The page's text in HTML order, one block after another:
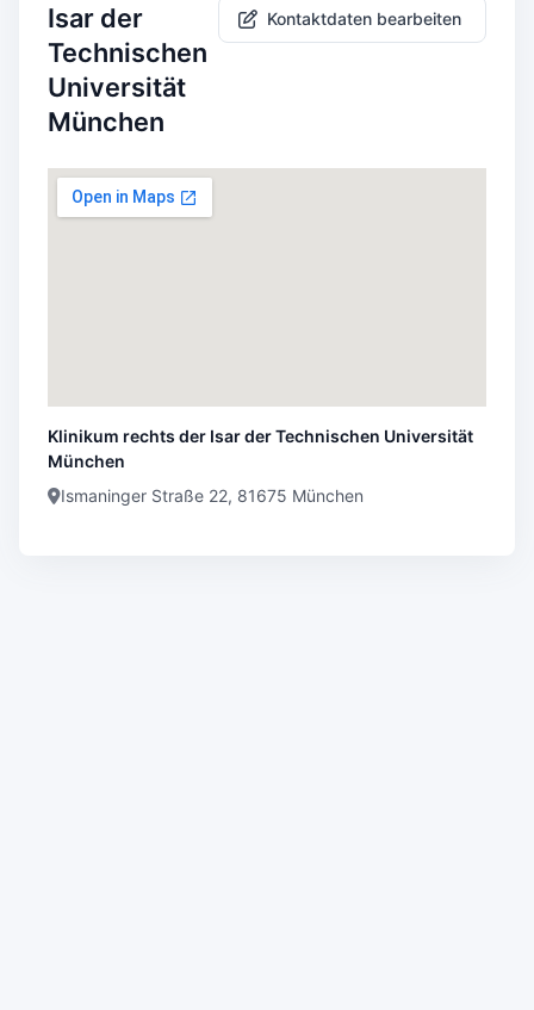
Isar der
Technischen
Universität
München
Kontaktdaten bearbeiten
Klinikum rechts der Isar der Technischen Universität
München
Ismaninger Straße 22, 81675 München